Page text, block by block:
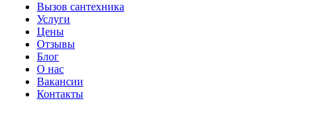
Вызов сантехника
Услуги
Цены
Отзывы
Блог
О нас
Вакансии
Контакты